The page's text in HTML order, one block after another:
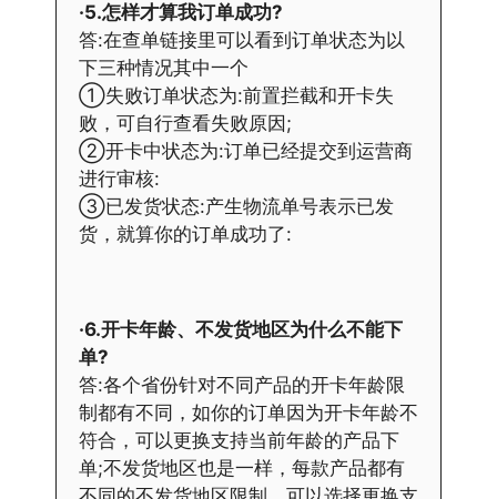
·5.怎样才算我订单成功?
答:在查单链接里可以看到订单状态为以
下三种情况其中一个
①失败订单状态为:前置拦截和开卡失
败，可自行查看失败原因;
②开卡中状态为:订单已经提交到运营商
进行审核:
③已发货状态:产生物流单号表示已发
货，就算你的订单成功了:
·6.开卡年龄、不发货地区为什么不能下
单?
答:各个省份针对不同产品的开卡年龄限
制都有不同，如你的订单因为开卡年龄不
符合，可以更换支持当前年龄的产品下
单;不发货地区也是一样，每款产品都有